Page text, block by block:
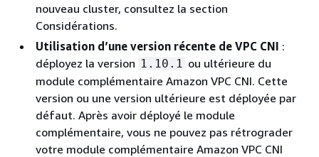
nouveau cluster, consultez la section
Considérations.
Utilisation d’une version récente de VPC CNI :
déployez la version 1.10.1 ou ultérieure du
module complémentaire Amazon VPC CNI. Cette
version ou une version ultérieure est déployée par
défaut. Après avoir déployé le module
complémentaire, vous ne pouvez pas rétrograder
votre module complémentaire Amazon VPC CNI